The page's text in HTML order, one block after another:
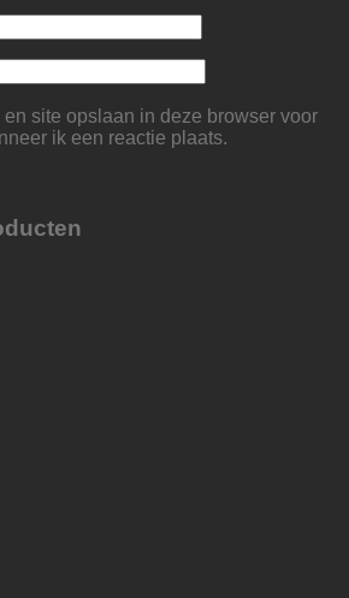
site opslaan in deze browser voor
ik een reactie plaats.